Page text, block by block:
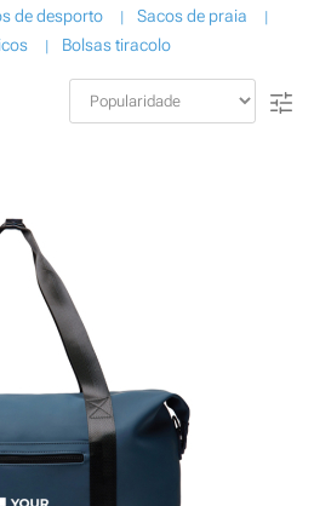
de desporto
Sacos de praia
Bolsas tiracolo